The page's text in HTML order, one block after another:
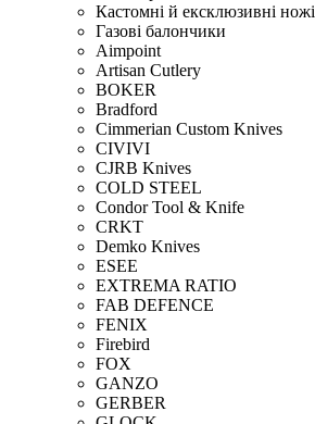
Кастомні й ексклюзивні ножі
Газові балончики
Aimpoint
Artisan Cutlery
BOKER
Bradford
Cimmerian Custom Knives
CIVIVI
CJRB Knives
COLD STEEL
Condor Tool & Knife
CRKT
Demko Knives
ESEE
EXTREMA RATIO
FAB DEFENCE
FENIX
Firebird
FOX
GANZO
GERBER